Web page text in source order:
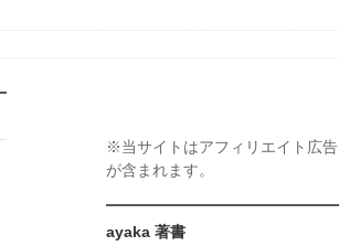
※当サイトはアフィリエイト広告
が含まれます。
ayaka 著書